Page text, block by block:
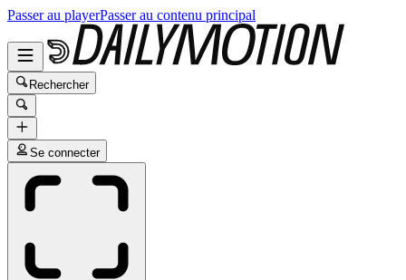
Passer au playerPasser au contenu principal
Rechercher
Se connecter